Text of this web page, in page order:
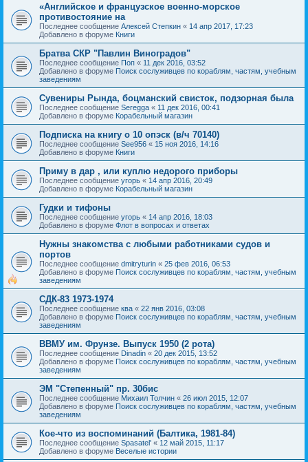
«Английское и французское военно-морское
противостояние на
Последнее сообщение Алексей Степкин « 14 апр 2017, 17:23
Добавлено в форуме Книги
Братва СКР "Павлин Виноградов"
Последнее сообщение Поп « 11 дек 2016, 03:52
Добавлено в форуме Поиск сослуживцев по кораблям, частям, учебным
заведениям
Сувениры Рында, боцманский свисток, подзорная была
Последнее сообщение Seregga « 11 дек 2016, 00:41
Добавлено в форуме Корабельный магазин
Подписка на книгу о 10 опэск (в/ч 70140)
Последнее сообщение See956 « 15 ноя 2016, 14:16
Добавлено в форуме Книги
Приму в дар , или куплю недорого приборы
Последнее сообщение угорь « 14 апр 2016, 20:49
Добавлено в форуме Корабельный магазин
Гудки и тифоны
Последнее сообщение угорь « 14 апр 2016, 18:03
Добавлено в форуме Флот в вопросах и ответах
Нужны знакомства с любыми работниками судов и
портов
Последнее сообщение dmitryturin « 25 фев 2016, 06:53
Добавлено в форуме Поиск сослуживцев по кораблям, частям, учебным
заведениям
СДК-83 1973-1974
Последнее сообщение ква « 22 янв 2016, 03:08
Добавлено в форуме Поиск сослуживцев по кораблям, частям, учебным
заведениям
ВВМУ им. Фрунзе. Выпуск 1950 (2 рота)
Последнее сообщение Dinadin « 20 дек 2015, 13:52
Добавлено в форуме Поиск сослуживцев по кораблям, частям, учебным
заведениям
ЭМ "Степенный" пр. 30бис
Последнее сообщение Михаил Толчин « 26 июл 2015, 12:07
Добавлено в форуме Поиск сослуживцев по кораблям, частям, учебным
заведениям
Кое-что из воспоминаний (Балтика, 1981-84)
Последнее сообщение Spasatel' « 12 май 2015, 11:17
Добавлено в форуме Веселые истории